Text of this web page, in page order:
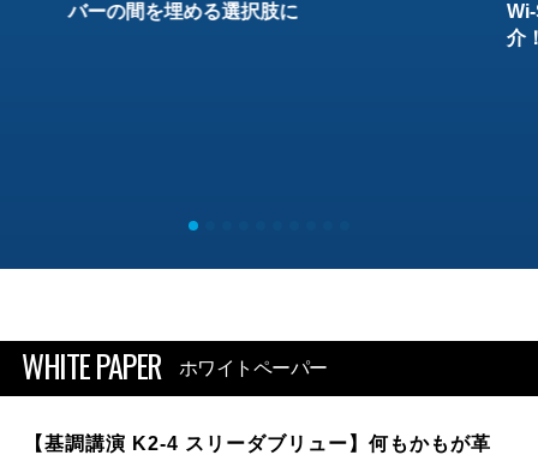
バーの間を埋める選択肢に
介
WHITE PAPER ホワイトペーパー
【基調講演 K2-4 スリーダブリュー】何もかもが革